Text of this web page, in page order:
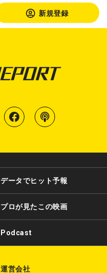
新規登録
f
c
e
b
o
o
P
d
a
s
データでヒット予報
プロが見たこの映画
Podcast
運営会社